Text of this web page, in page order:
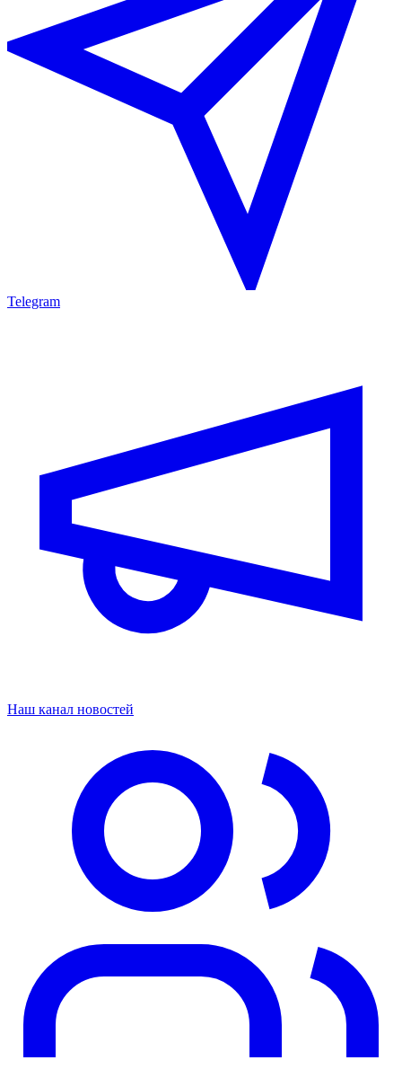
Telegram
Наш канал новостей